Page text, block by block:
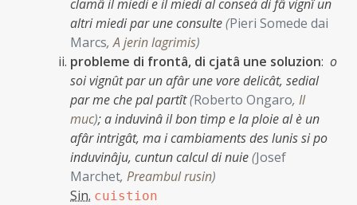
clamâ il miedi e il miedi al conseà di fâ vignî un
altri miedi par une consulte(Pieri Somede dai
Marcs,A jerin lagrimis)
probleme di frontâ, di cjatâ une soluzion: o
soi vignût par un afâr une vore delicât, sedial
par me che pal partît(Roberto Ongaro, Il
muc);a induvinâ il bon timp e la ploie al è un
afâr intrigât, ma i cambiaments des lunis si po
induvinâju, cuntun calcul di nuie(Josef
Marchet, Preambul rusin)
Sin. cuistion